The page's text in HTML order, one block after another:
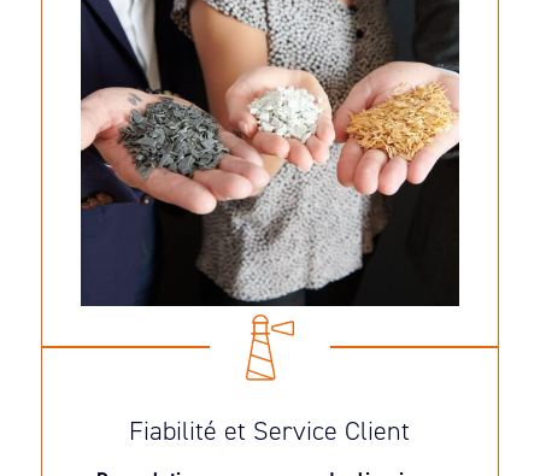
Fiabilité et Service Client